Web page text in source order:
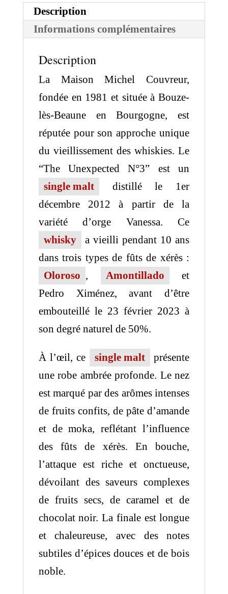
Single
Malt
2012
Description
Informations complémentaires
Description
La Maison Michel Couvreur,
fondée en 1981 et située à Bouze-
lès-Beaune en Bourgogne, est
réputée pour son approche unique
du vieillissement des whiskies. Le
“The Unexpected N°3” est un
single malt
distillé le 1er
décembre 2012 à partir de la
variété d’orge Vanessa. Ce
whisky
a vieilli pendant 10 ans
dans trois types de fûts de xérès :
Oloroso , Amontillado
et
Pedro Ximénez, avant d’être
embouteillé le 23 février 2023 à
son degré naturel de 50%.
À l’œil, ce single malt
présente
une robe ambrée profonde. Le nez
est marqué par des arômes intenses
de fruits confits, de pâte d’amande
et de moka, reflétant l’influence
des fûts de xérès. En bouche,
l’attaque est riche et onctueuse,
dévoilant des saveurs complexes
de fruits secs, de caramel et de
chocolat noir. La finale est longue
et chaleureuse, avec des notes
subtiles d’épices douces et de bois
noble.